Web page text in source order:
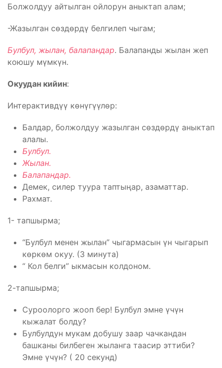
Болжолдуу айтылган ойлорун аныктап алам;
-Жазылган сөздөрдү белгилеп чыгам;
Булбул, жылан, балапандар. Балапанды жылан жеп
коюшу мүмкүн.
Окуудан кийин:
Интерактивдүү көнүгүүлөр:
Балдар, болжолдуу жазылган сөздөрдү аныктап
алалы.
Булбул.
Жылан.
Балапандар.
Демек, силер туура таптыңар, азаматтар.
Рахмат.
1- тапшырма;
“Булбул менен жылан” чыгармасын үн чыгарып
көркөм окуу. (3 минута)
“ Кол белги” ыкмасын колдоном.
2-тапшырма;
Суроолорго жооп бер! Булбул эмне үчүн
кыжалат болду?
Булбулдун мукам добушу заар чачкандан
башканы билбеген жыланга таасир эттиби?
Эмне үчүн? ( 20 секунд)